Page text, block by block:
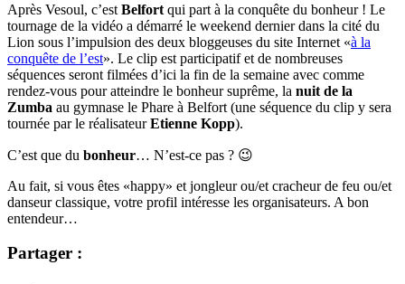
Après Vesoul, c’est Belfort qui part à la conquête du bonheur ! Le
tournage de la vidéo a démarré le weekend dernier dans la cité du
Lion sous l’impulsion des deux bloggeuses du site Internet «à la
conquête de l’est». Le clip est participatif et de nombreuses
séquences seront filmées d’ici la fin de la semaine avec comme
rendez-vous pour atteindre le bonheur suprême, la nuit de la
Zumba au gymnase le Phare à Belfort (une séquence du clip y sera
tournée par le réalisateurEtienne Kopp).
C’est que du bonheur… N’est-ce pas ? 😉
Au fait, si vous êtes «happy» et jongleur ou/et cracheur de feu ou/et
danseur classique, votre profil intéresse les organisateurs. A bon
entendeur…
Partager :